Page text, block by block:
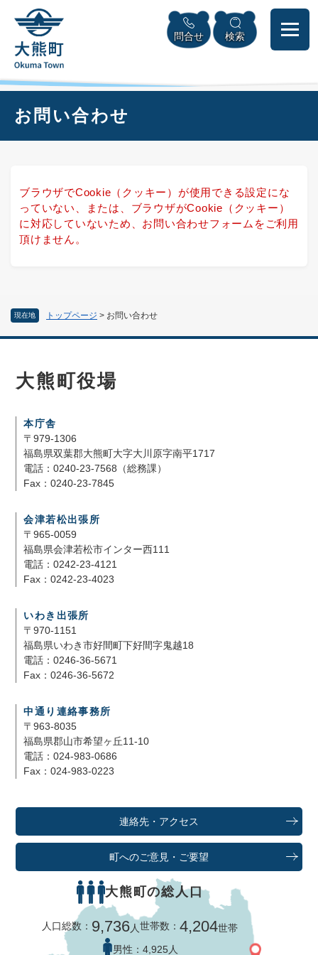
頭
メニューを飛ばして本文へ
問合せ 検索
現在地 トップページ > お問い合わせ
お問い合わせ
ブラウザでCookie（クッキー）が使用できる設定にな
っていない、または、ブラウザがCookie（クッキー）
に対応していないため、お問い合わせフォームをご利用
頂けません。
大熊町役場
本庁舎
〒979-1306
福島県双葉郡大熊町大字大川原字南平1717
電話：0240-23-7568（総務課）
Fax：0240-23-7845
会津若松出張所
〒965-0059
福島県会津若松市インター西111
電話：0242-23-4121
Fax：0242-23-4023
いわき出張所
〒970-1151
福島県いわき市好間町下好間字鬼越18
電話：0246-36-5671
Fax：0246-36-5672
中通り連絡事務所
〒963-8035
福島県郡山市希望ヶ丘11-10
電話：024-983-0686
Fax：024-983-0223
連絡先・アクセス
町へのご意見・ご要望
大熊町の総人口
人口総数： 9,736人世帯数：4,204世帯
男性： 4,925人